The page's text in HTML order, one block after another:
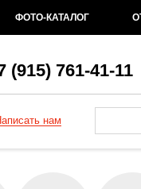
ФОТО-КАТАЛОГ
(915) 761-41-11
нам